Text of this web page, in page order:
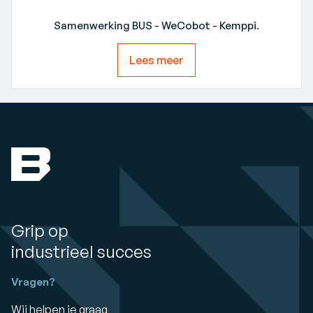
Samenwerking BUS - WeCobot - Kemppi.
Lees meer
Grip op
industrieel succes
Vragen?
Wij helpen je graag